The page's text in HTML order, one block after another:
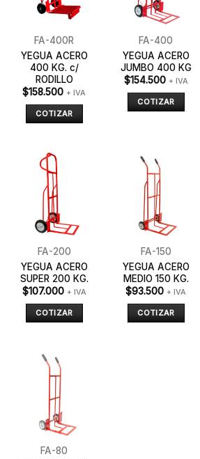
FA-400R
YEGUA ACERO
400 KG. c/
RODILLO
$158.500 + IVA
COTIZAR
FA-400
YEGUA ACERO
JUMBO 400 KG
$154.500 + IVA
COTIZAR
FA-200
YEGUA ACERO
SUPER 200 KG.
$107.000 + IVA
COTIZAR
FA-150
YEGUA ACERO
MEDIO 150 KG.
$93.500 + IVA
COTIZAR
FA-80